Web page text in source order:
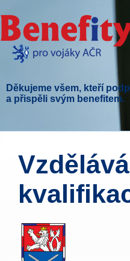
Děkujeme všem, kteří
a přispěli svým benefitem.